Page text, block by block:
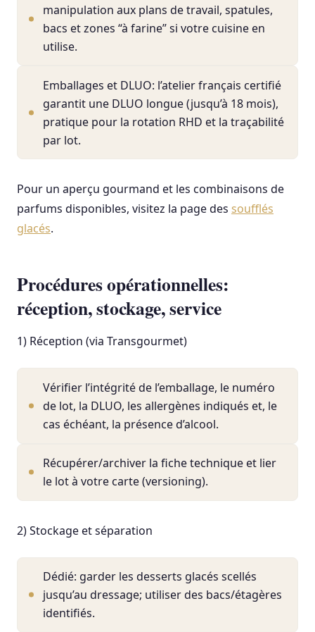
manipulation aux plans de travail, spatules,
bacs et zones “à farine” si votre cuisine en
utilise.
Emballages et DLUO: l’atelier français certifié
garantit une DLUO longue (jusqu’à 18 mois),
pratique pour la rotation RHD et la traçabilité
par lot.
Pour un aperçu gourmand et les combinaisons de
parfums disponibles, visitez la page des soufflés
glacés.
Procédures opérationnelles:
réception, stockage, service
1) Réception (via Transgourmet)
Vérifier l’intégrité de l’emballage, le numéro
de lot, la DLUO, les allergènes indiqués et, le
cas échéant, la présence d’alcool.
Récupérer/archiver la fiche technique et lier
le lot à votre carte (versioning).
2) Stockage et séparation
Dédié: garder les desserts glacés scellés
jusqu’au dressage; utiliser des bacs/étagères
identifiés.